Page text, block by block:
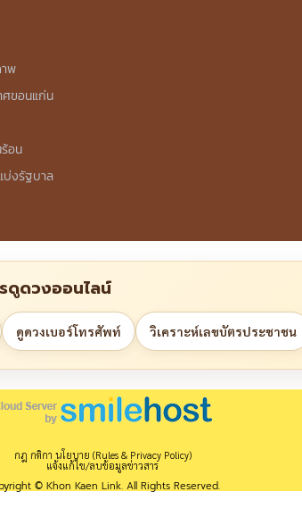
พ
ขอนแก่น
ร้อน
งรัฐบาล
ดูดวงออนไลน์
ดูดวงเบอร์โทรศัพท์ วิเคราะห์เลขบัตรประชาชน
กฎ กติกา นโยบาย (Rules & Privacy Policy)
แจ้งแก้ไข/ลบข้อมูลข่าวสาร
© Khon Kaen Link. All Rights Reserved.